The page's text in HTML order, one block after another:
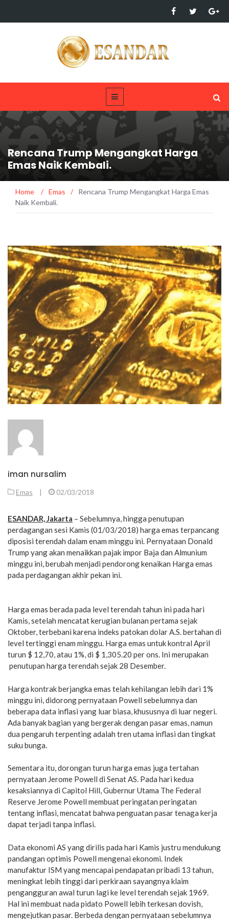
Rencana Trump Mengangkat Harga
Emas Naik Kembali.
Home / Emas /
Rencana Trump Mengangkat Harga Emas
Naik Kembali.
iman nursalim
Emas | 02/03/2018
ESANDAR, Jakarta – Sebelumnya, hingga penutupan
perdagangan sesi Kamis (01/03/2018) harga emas terpancang
diposisi terendah dalam enam minggu ini. Pernyataan Donald
Trump yang akan menaikkan pajak impor Baja dan Almunium
minggu ini, berubah menjadi pendorong kenaikan Harga emas
pada perdagangan akhir pekan ini.
Harga emas berada pada level terendah tahun ini pada hari
Kamis, setelah mencatat kerugian bulanan pertama sejak
Oktober, terbebani karena indeks patokan dolar A.S. bertahan di
level tertinggi enam minggu. Harga emas untuk kontral April
turun $ 12,70, atau 1%, di $ 1,305.20 per ons. Ini merupakan
penutupan harga terendah sejak 28 Desember.
Harga kontrak berjangka emas telah kehilangan lebih dari 1%
minggu ini, didorong pernyataan Powell sebelumnya dan
beberapa data inflasi yang luar biasa, khususnya di luar negeri.
Ada banyak bagian yang bergerak dengan pasar emas, namun
dua pengaruh terpenting adalah tren utama inflasi dan tingkat
suku bunga.
Sementara itu, dorongan turun harga emas juga tertahan
pernyataan Jerome Powell di Senat AS. Pada hari kedua
kesaksiannya di Capitol Hill, Gubernur Utama The Federal
Reserve Jerome Powell membuat peringatan peringatan
tentang inflasi, mencatat bahwa penguatan pasar tenaga kerja
dapat terjadi tanpa inflasi.
Data ekonomi AS yang dirilis pada hari Kamis justru mendukung
pandangan optimis Powell mengenai ekonomi. Indek
manufaktur ISM yang mencapai pendapatan pribadi 13 tahun,
meningkat lebih tinggi dari perkiraan sayangnya klaim
pengangguran awal turun lagi ke level terendah sejak 1969.
Hal ini membuat nada pidato Powell lebih terkesan dovish,
mengejutkan pasar. Berbeda dengan pernyataan sebelumnya